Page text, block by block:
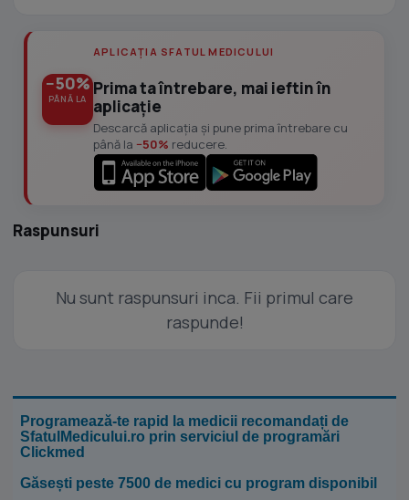
−50%
PÂNĂ LA
APLICAȚIA SFATUL MEDICULUI
Prima ta întrebare, mai ieftin în
aplicație
Descarcă aplicația și pune prima întrebare cu
până la −50% reducere.
Raspunsuri
Nu sunt raspunsuri inca. Fii primul care
raspunde!
Programează-te rapid la medicii recomandați de
SfatulMedicului.ro prin serviciul de programări
Clickmed
Găsești peste 7500 de medici cu program disponibil